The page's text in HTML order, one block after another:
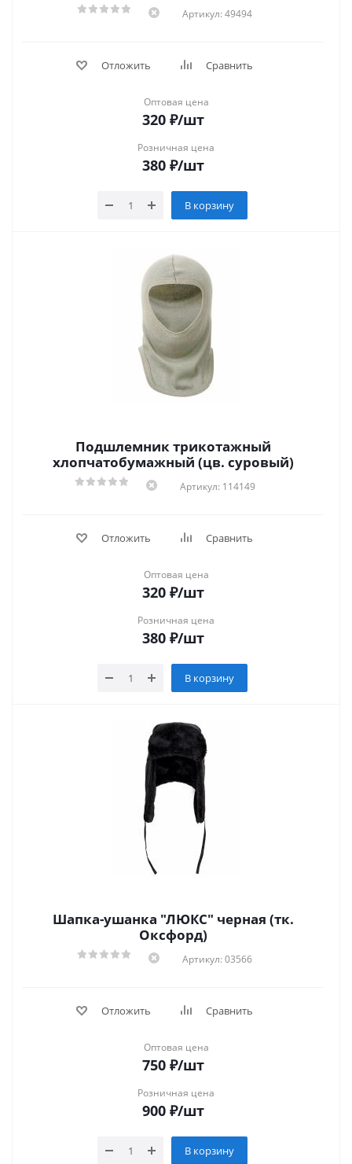
Артикул: 49494
Отложить Сравнить
Оптовая цена
320 ₽/шт
Розничная цена
380 ₽/шт
В корзину
Подшлемник трикотажный
хлопчатобумажный (цв. суровый)
Артикул: 114149
Отложить Сравнить
Оптовая цена
320 ₽/шт
Розничная цена
380 ₽/шт
В корзину
Шапка-ушанка "ЛЮКС" черная (тк.
Оксфорд)
Артикул: 03566
Отложить Сравнить
Оптовая цена
750 ₽/шт
Розничная цена
900 ₽/шт
В корзину